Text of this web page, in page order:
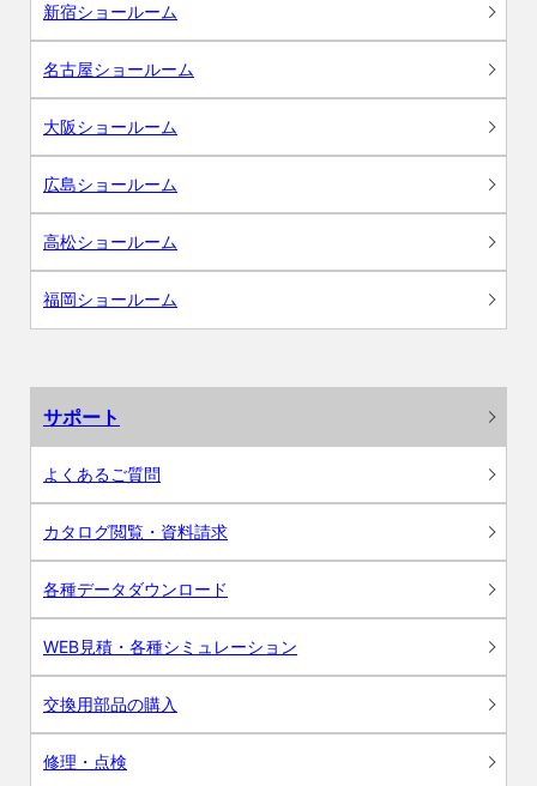
新宿ショールーム
名古屋ショールーム
大阪ショールーム
広島ショールーム
高松ショールーム
福岡ショールーム
サポート
よくあるご質問
カタログ閲覧・資料請求
各種データダウンロード
WEB見積・各種シミュレーション
交換用部品の購入
修理・点検